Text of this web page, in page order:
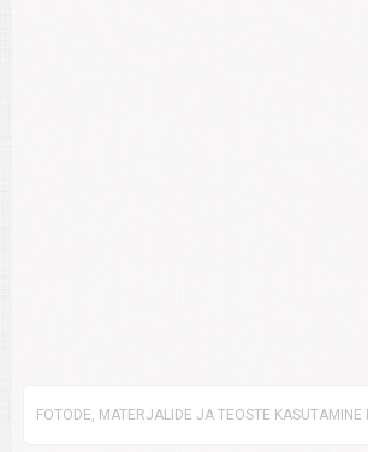
FOTODE, MATERJALIDE JA TEOSTE